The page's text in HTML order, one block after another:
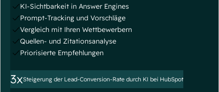
KI-Sichtbarkeit in Answer Engines
Prompt-Tracking und Vorschläge
Vergleich mit Ihren Wettbewerbern
Quellen- und Zitationsanalyse
Priorisierte Empfehlungen
3xSteigerung der Lead-Conversion-Rate durch KI bei HubSpot